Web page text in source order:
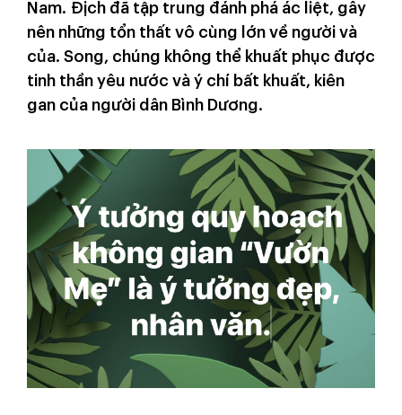
Nam. Địch đã tập trung đánh phá ác liệt, gây
nên những tổn thất vô cùng lớn về người và
của. Song, chúng không thể khuất phục được
tinh thần yêu nước và ý chí bất khuất, kiên
gan của người dân Bình Dương.